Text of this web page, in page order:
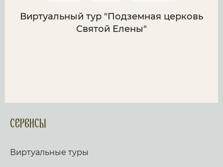
Виртуальный тур "Подземная церковь
Святой Елены"
Сервисы
Виртуальные туры